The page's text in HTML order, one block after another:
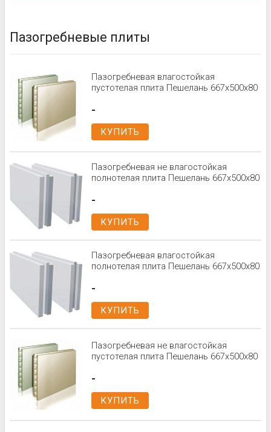
Пазогребневые плиты
Пазогребневая влагостойкая
пустотелая плита Пешелань 667х500х80
-
КУПИТЬ
Пазогребневая не влагостойкая
полнотелая плита Пешелань 667х500х80
-
КУПИТЬ
Пазогребневая влагостойкая
полнотелая плита Пешелань 667х500х80
-
КУПИТЬ
Пазогребневая не влагостойкая
пустотелая плита Пешелань 667х500х80
-
КУПИТЬ